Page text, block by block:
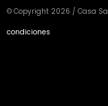
© Copyright 2026 / Casa
condiciones